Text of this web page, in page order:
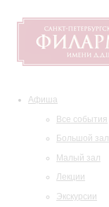
Афиша
Все события
Большой зал
Малый зал
Лекции
Экскурсии